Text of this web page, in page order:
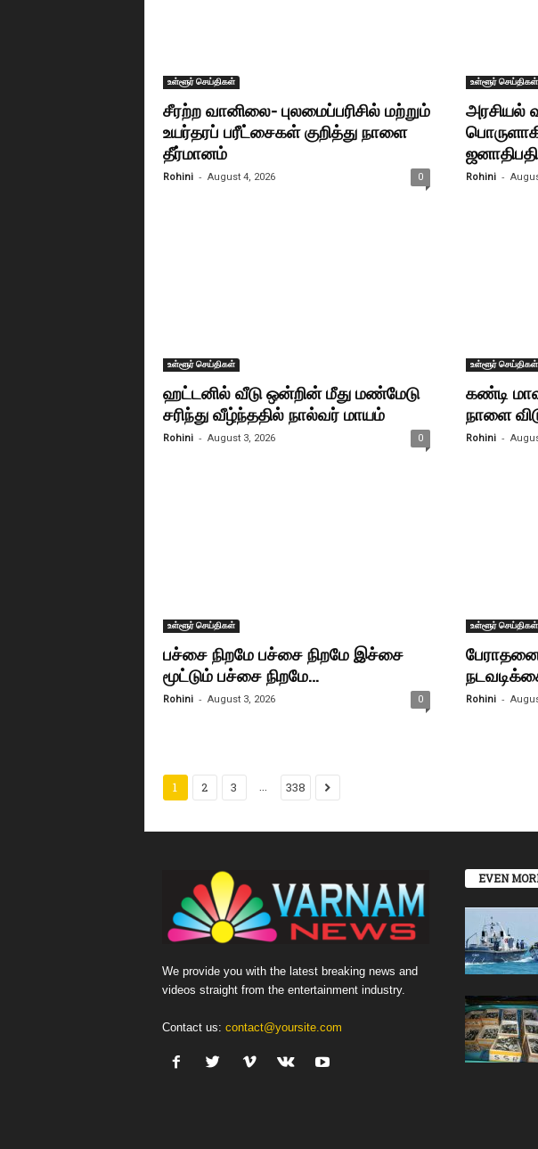
உள்ளூர் செய்திகள்
சீரற்ற வானிலை- புலமைப்பரிசில் மற்றும்
உயர்தரப் பரீட்சைகள் குறித்து நாளை
தீர்மானம்
Rohini - August 4, 2026 0
உள்ளூர் செய்திகள்
அரசியல்
Rohini -
உள்ளூர் செய்திகள்
ஹட்டனில் வீடு ஒன்றின் மீது மண்மேடு
சரிந்து வீழ்ந்ததில் நால்வர் மாயம்
Rohini - August 3, 2026 0
உள்ளூர் செய்திகள்
கண்டி
நாளை
Rohini -
உள்ளூர் செய்திகள்
பச்சை நிறமே பச்சை நிறமே இச்சை
மூட்டும் பச்சை நிறமே…
Rohini - August 3, 2026 0
உள்ளூர் செய்திகள்
Rohini -
1 2 3 ... 338
We provide you with the latest breaking news and
videos straight from the entertainment industry.
Contact us: contact@yoursite.com
EVEN